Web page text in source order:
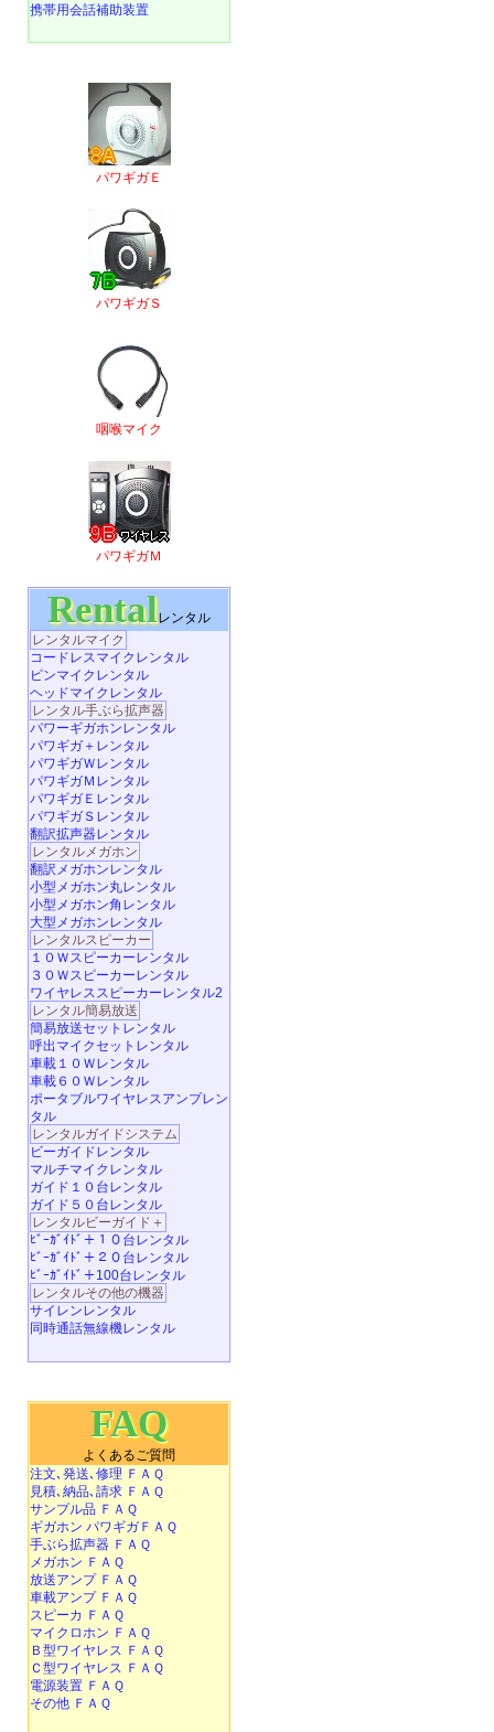
携帯用会話補助装置
パワギガＥ
パワギガＳ
咽喉マイク
パワギガＭ
Rentalレンタル
レンタルマイク
コードレスマイクレンタル
ピンマイクレンタル
ヘッドマイクレンタル
レンタル手ぶら拡声器
パワーギガホンレンタル
パワギガ＋レンタル
パワギガＷレンタル
パワギガＭレンタル
パワギガＥレンタル
パワギガＳレンタル
翻訳拡声器レンタル
レンタルメガホン
翻訳メガホンレンタル
小型メガホン丸レンタル
小型メガホン角レンタル
大型メガホンレンタル
レンタルスピーカー
１０Ｗスピーカーレンタル
３０Ｗスピーカーレンタル
ワイヤレススピーカーレンタル2
レンタル簡易放送
簡易放送セットレンタル
呼出マイクセットレンタル
車載１０Ｗレンタル
車載６０Ｗレンタル
ポータブルワイヤレスアンプレン
タル
レンタルガイドシステム
ビーガイドレンタル
マルチマイクレンタル
ガイド１０台レンタル
ガイド５０台レンタル
レンタルビーガイド＋
ﾋﾞｰｶﾞｲﾄﾞ＋１０台レンタル
ﾋﾞｰｶﾞｲﾄﾞ＋２０台レンタル
ﾋﾞｰｶﾞｲﾄﾞ＋100台レンタル
レンタルその他の機器
サイレンレンタル
同時通話無線機レンタル
FAQ
よくあるご質問
注文､発送､修理 ＦＡＱ
見積､納品､請求 ＦＡＱ
サンプル品 ＦＡＱ
ギガホン パワギガＦＡＱ
手ぶら拡声器 ＦＡＱ
メガホン ＦＡＱ
放送アンプ ＦＡＱ
車載アンプ ＦＡＱ
スピーカ ＦＡＱ
マイクロホン ＦＡＱ
Ｂ型ワイヤレス ＦＡＱ
Ｃ型ワイヤレス ＦＡＱ
電源装置 ＦＡＱ
その他 ＦＡＱ